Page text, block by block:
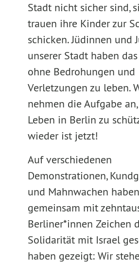
Stadt nicht sicher sind,
trauen ihre Kinder zur
schicken. Jüdinnen und
unserer Stadt haben
ohne Bedrohungen und
Verletzungen zu leben.
nehmen die Aufgabe
Leben in Berlin zu
wieder ist jetzt!
Auf verschiedenen
Demonstrationen,
und Mahnwachen
gemeinsam mit
Berliner*innen Zeichen
Solidarität mit Israel
haben gezeigt: Wir